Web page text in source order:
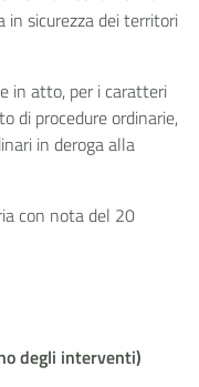
in sicurezza dei territori
in atto, per i caratteri
di procedure ordinarie,
in deroga alla
con nota del 20
degli interventi)